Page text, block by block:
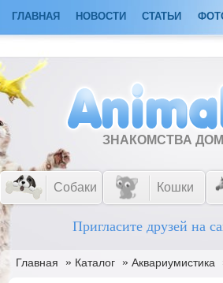
ГЛАВНАЯ НОВОСТИ СТАТЬИ
ЗНАКОМСТВА
Собаки Кошки
Пригласите друзей на
Главная » Каталог » Аквариумистика